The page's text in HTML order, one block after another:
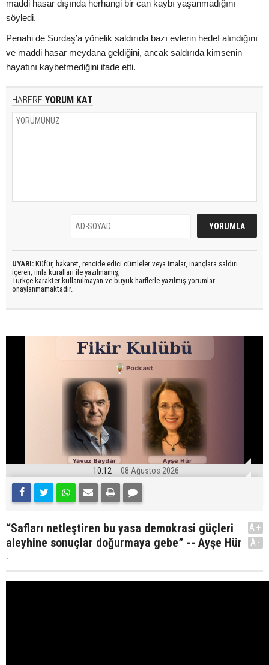
maddi hasar dışında herhangi bir can kaybı yaşanmadığını
söyledi.
Penahi de Surdaş’a yönelik saldırıda bazı evlerin hedef alındığını
ve maddi hasar meydana geldiğini, ancak saldırıda kimsenin
hayatını kaybetmediğini ifade etti.
HABERE YORUM KAT
UYARI: Küfür, hakaret, rencide edici cümleler veya imalar, inançlara saldırı
içeren, imla kuralları ile yazılmamış,
Türkçe karakter kullanılmayan ve büyük harflerle yazılmış yorumlar
onaylanmamaktadır.
10:12 08 Ağustos 2026
“Safları netleştiren bu yasa demokrasi güçleri
aleyhine sonuçlar doğurmaya gebe” -- Ayşe Hür
.
A+
A-